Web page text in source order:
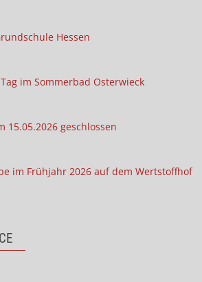
Hessen
im Sommerbad Osterwieck
15.05.2026 geschlossen
im Frühjahr 2026 auf dem Wertstoffhof